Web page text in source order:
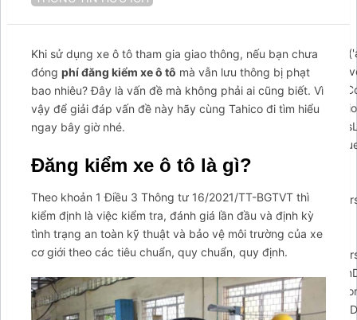
Khi sử dụng xe ô tô tham gia giao thông, nếu bạn chưa
đóng phí đăng kiểm xe ô tô mà vẫn lưu thông bị phạt
bao nhiêu? Đây là vấn đề mà không phải ai cũng biết. Vì
vậy để giải đáp vấn đề này hãy cùng Tahico đi tìm hiểu
ngay bây giờ nhé.
Đăng kiểm xe ô tô là gì?
Theo khoản 1 Điều 3 Thông tư 16/2021/TT-BGTVT thì
kiểm định là việc kiểm tra, đánh giá lần đầu và định kỳ
tình trạng an toàn kỹ thuật và bảo vệ môi trường của xe
cơ giới theo các tiêu chuẩn, quy chuẩn, quy định.
form-callback form')){document.querySelector('#arcu-
if(document.querySelector('#arcu-form-email form'))
{document.querySelector('#arcu-form-email